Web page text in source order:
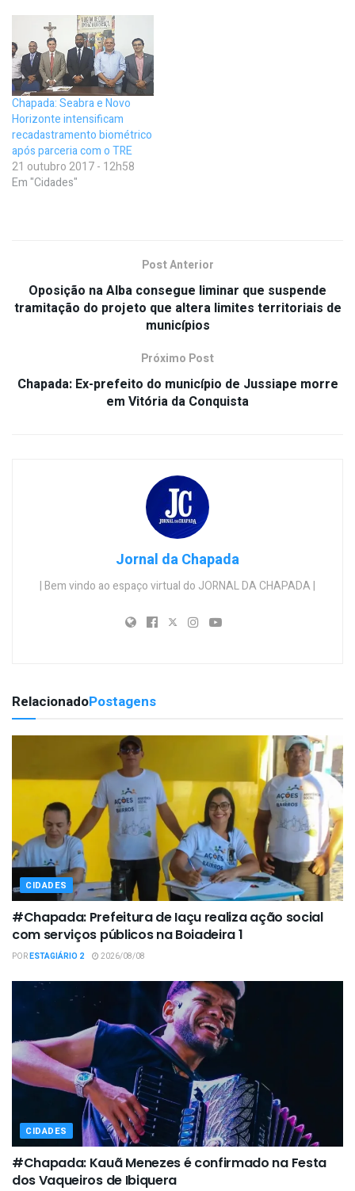
Chapada: Seabra e Novo
Horizonte intensificam
recadastramento biométrico
após parceria com o TRE
21 outubro 2017 - 12h58
Em "Cidades"
Post Anterior
Oposição na Alba consegue liminar que suspende
tramitação do projeto que altera limites territoriais de
municípios
Próximo Post
Chapada: Ex-prefeito do município de Jussiape morre
em Vitória da Conquista
Jornal da Chapada
| Bem vindo ao espaço virtual do JORNAL DA CHAPADA |
RelacionadoPostagens
CIDADES
#Chapada: Prefeitura de Iaçu realiza ação social
com serviços públicos na Boiadeira 1
PORESTAGIÁRIO 2 2026/08/08
CIDADES
#Chapada: Kauã Menezes é confirmado na Festa
dos Vaqueiros de Ibiquera